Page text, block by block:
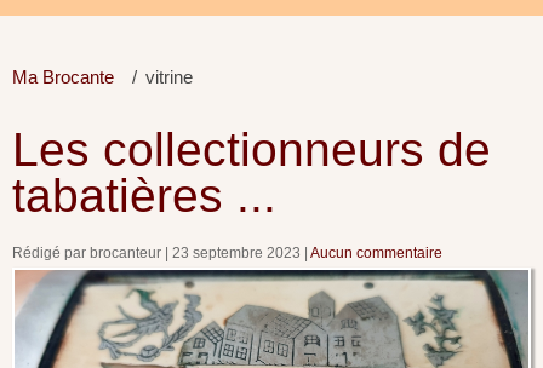
Ma Brocante vitrine
Les collectionneurs de
tabatières ...
Rédigé par brocanteur 23 septembre 2023 Aucun commentaire